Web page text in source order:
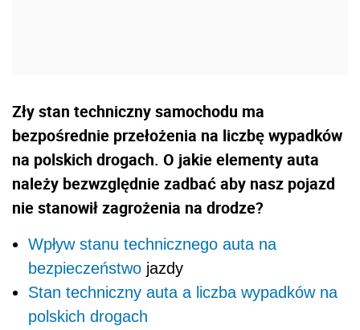
Zły stan techniczny samochodu ma
bezpośrednie przełożenia na liczbę wypadków
na polskich drogach. O jakie elementy auta
należy bezwzględnie zadbać aby nasz pojazd
nie stanowił zagrożenia na drodze?
Wpływ stanu technicznego auta na
bezpieczeństwo jazdy
Stan techniczny auta a liczba wypadków na
polskich drogach